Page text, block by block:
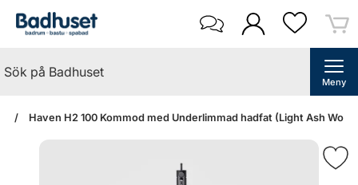
Meny
Haven H2 100 Kommod med Underlimmad hadfat (Light Ash